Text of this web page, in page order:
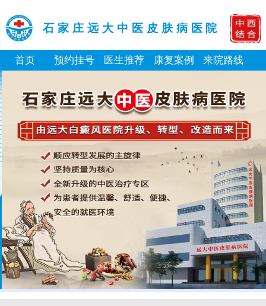
石家庄远大中医皮肤病医院
首页 预约挂号 医生推荐 康复案例 来院路线